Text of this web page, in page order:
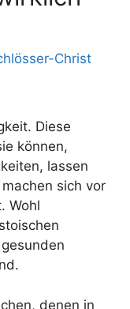
Christ
Diese
können,
lassen
sich vor
Wohl
denen in